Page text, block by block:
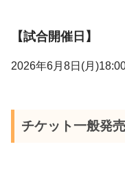
【試合開催日】
2026年6月8日(月
チケット一般発売